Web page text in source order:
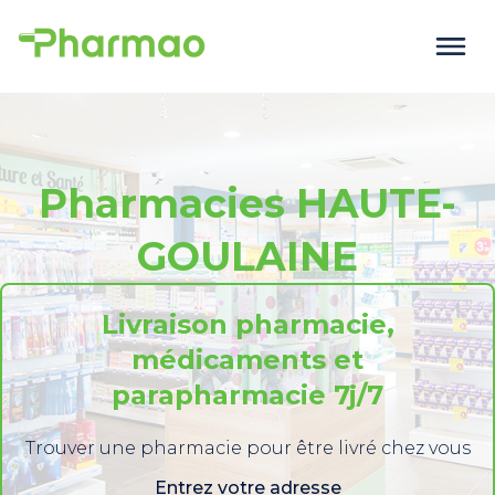
Pharmacies HAUTE-
GOULAINE
Livraison pharmacie,
médicaments et
parapharmacie 7j/7
Trouver une pharmacie pour être livré chez vous
Entrez votre adresse